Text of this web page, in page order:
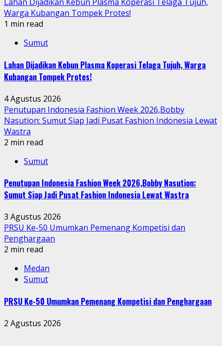
Warga Kubangan Tompek Protes!
1 min read
Sumut
Lahan Dijadikan Kebun Plasma Koperasi Telaga Tujuh, Warga
Kubangan Tompek Protes!
4 Agustus 2026
Penutupan Indonesia Fashion Week 2026,Bobby
Nasution: Sumut Siap Jadi Pusat Fashion Indonesia Lewat
Wastra
2 min read
Sumut
Penutupan Indonesia Fashion Week 2026,Bobby Nasution:
Sumut Siap Jadi Pusat Fashion Indonesia Lewat Wastra
3 Agustus 2026
PRSU Ke-50 Umumkan Pemenang Kompetisi dan
Penghargaan
2 min read
Medan
Sumut
PRSU Ke-50 Umumkan Pemenang Kompetisi dan Penghargaan
2 Agustus 2026